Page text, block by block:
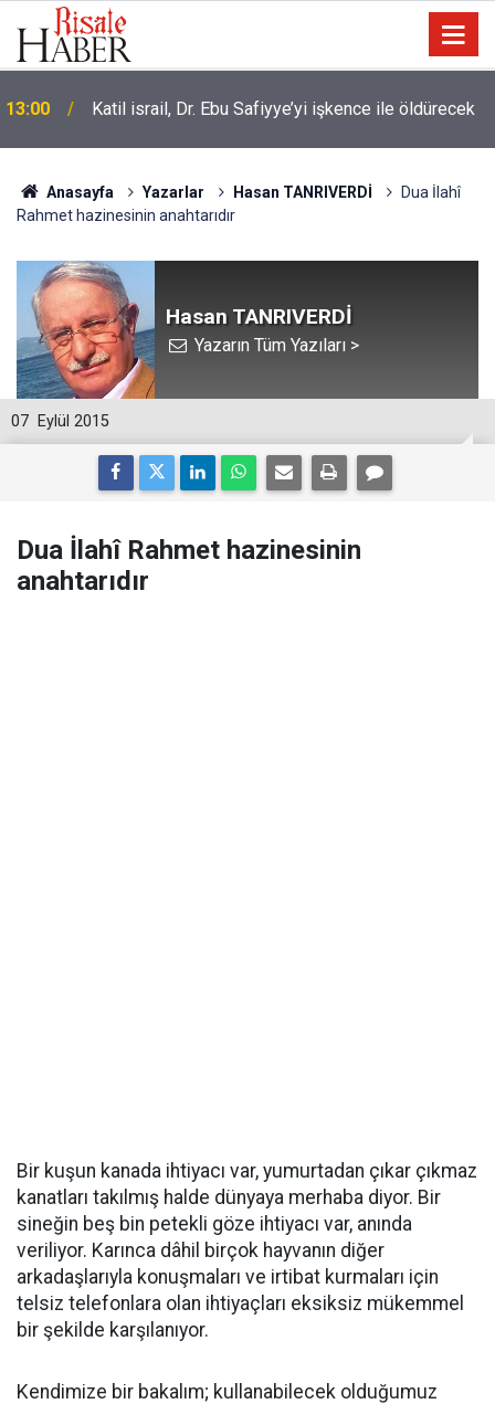
13:00 Katil israil, Dr. Ebu Safiyye’yi işkence ile öldürecek
Anasayfa Yazarlar Hasan TANRIVERDİ
Dua İlahî
Rahmet hazinesinin anahtarıdır
Hasan TANRIVERDİ
Yazarın Tüm Yazıları >
07 Eylül 2015
Dua İlahî Rahmet hazinesinin
anahtarıdır
Bir kuşun kanada ihtiyacı var, yumurtadan çıkar çıkmaz
kanatları takılmış halde dünyaya merhaba diyor. Bir
sineğin beş bin petekli göze ihtiyacı var, anında
veriliyor. Karınca dâhil birçok hayvanın diğer
arkadaşlarıyla konuşmaları ve irtibat kurmaları için
telsiz telefonlara olan ihtiyaçları eksiksiz mükemmel
bir şekilde karşılanıyor.
Kendimize bir bakalım; kullanabilecek olduğumuz